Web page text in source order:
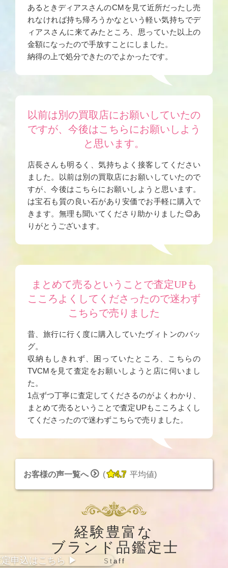
あるときディアスさんのCMを見て近所だったし売
れなければ持ち帰ろうかなという軽い気持ちでデ
ィアスさんに来てみたところ、思っていた以上の
金額になったので手放すことにしました。
納得の上で処分できたのでよかったです。
以前は別の買取店にお願いしていたの
ですが、今後はこちらにお願いしよう
と思います。
店長さんも明るく、気持ちよく接客してください
ました。以前は別の買取店にお願いしていたので
すが、今後はこちらにお願いしようと思います。
は宝石も質の良い石があり安価でお手軽に購入で
きます。無理も聞いてくださり助かりました😊あ
りがとうございます。
まとめて売るということで査定UPも
こころよくしてくださったので迷わず
こちらで売りました
昔、旅行に行く度に購入していたヴィトンのバッ
グ。
収納もしきれず、困っていたところ、こちらの
TVCMを見て査定をお願いしようと店に伺いまし
た。
1点ずつ丁寧に査定してくださるのがよくわかり、
まとめて売るということで査定UPもこころよくし
てくださったので迷わずこちらで売りました。
お客様の声一覧へ  (4.7 平均値)
経験豊富な
ブランド品鑑定士
Staff
申込はこちら ▶︎